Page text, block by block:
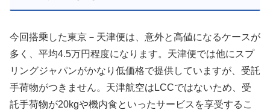
今回搭乗した東京－天津便は、意外と高値になるケースが
多く、平均4.5万円程度になります。天津便では他にスプ
リングジャパンがかなり低価格で提供していますが、受託
手荷物がつきません。天津航空はLCCではないため、受
託手荷物が20kgや機内食といったサービスを享受するこ